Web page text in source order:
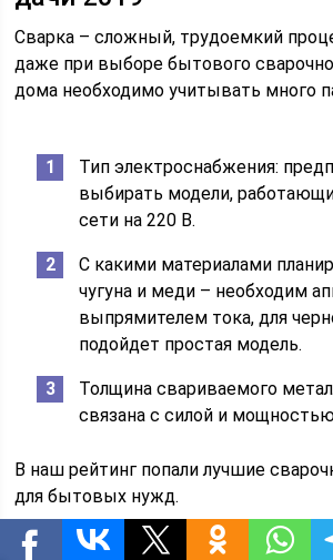
Сварка – сложный, трудоемкий
даже при выборе бытового
дома необходимо учитывать много
Тип электроснабжения:
выбирать модели,
сети на 220 В.
С какими материалами
чугуна и меди – необходим
выпрямителем тока, для
подойдет простая модель.
Толщина свариваемого
связана с силой и
В наш рейтинг попали лучшие
для бытовых нужд.
WESTER IWT200 –